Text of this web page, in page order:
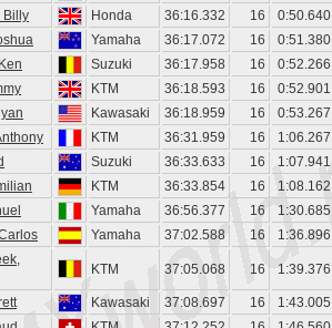
Billy Honda 36:16.332 16 0:50.640
Yamaha 36:17.072 16 0:51.380
Suzuki 36:17.958 16 0:52.266
KTM 36:18.593 16 0:52.901
Kawasaki 36:18.959 16 0:53.267
KTM 36:31.959 16 1:06.267
Suzuki 36:33.633 16 1:07.941
KTM 36:33.854 16 1:08.162
Yamaha 36:56.377 16 1:30.685
Yamaha 37:02.588 16 1:36.896
KTM 37:05.068 16 1:39.376
Kawasaki 37:08.697 16 1:43.005